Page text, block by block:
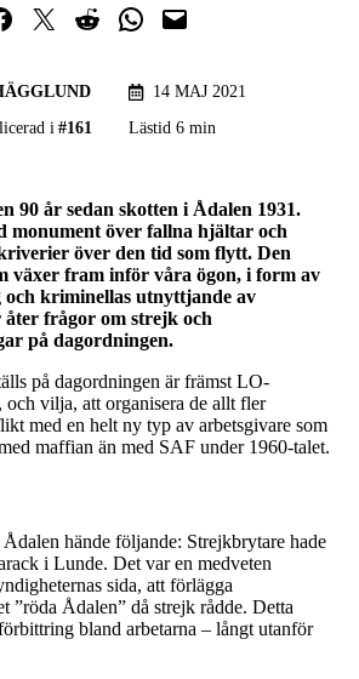
på Facebook
Dela på TwitterDela på RedditDela i WhatsApp
Maila en länk
14 MAJ 2021
i #161 Lästid 6 min
90 år sedan skotten i Ådalen 1931.
monument över fallna hjältar och
över den tid som flytt. Den
växer fram inför våra ögon, i form av
och kriminellas utnyttjande av
åter frågor om strejk och
på dagordningen.
på dagordningen är främst LO-
och vilja, att organisera de allt fler
med en helt ny typ av arbetsgivare som
maffian än med SAF under 1960-talet.
hände följande: Strejkbrytare hade
i Lunde. Det var en medveten
sida, att förlägga
”röda Ådalen” då strejk rådde. Detta
bland arbetarna – långt utanför